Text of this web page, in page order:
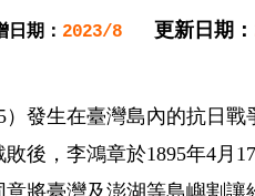
日期： 2023/8 更新日期：
）發生在臺灣島內的抗日
後，李鴻章於1895年4月
將臺灣及澎湖等島嶼割